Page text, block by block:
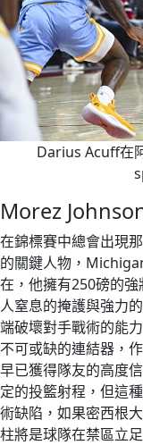
Darius Acuff在
Morez
在錦標賽中總會出現
的關鍵人物，
在，他擁有250磅的
人窒息的掩護與強力
端破壞對手戰術的能
不可或缺的連結器，
早已獲得隊友的高度
定的投籃射程，但這
術缺陷，如果密西根
柱將是球隊在禁區立